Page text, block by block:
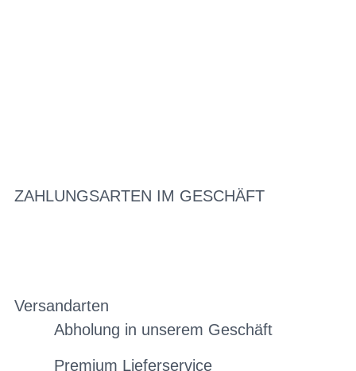
ZAHLUNGSARTEN IM GESCHÄFT
Versandarten
Abholung in unserem Geschäft
Premium Lieferservice